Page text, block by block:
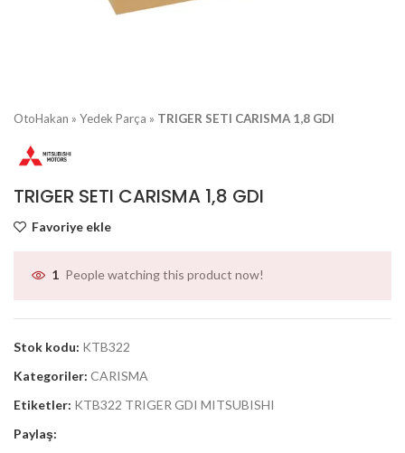
OtoHakan » Yedek Parça » TRIGER SETI CARISMA 1,8 GDI
TRIGER SETI CARISMA 1,8 GDI
Favoriye ekle
1 People watching this product now!
Stok kodu: KTB322
Kategoriler: CARISMA
Etiketler: KTB322 TRIGER GDI MITSUBISHI
Paylaş: